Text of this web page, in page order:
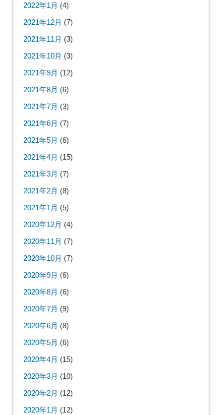
2022年1月 (4)
2021年12月 (7)
2021年11月 (3)
2021年10月 (3)
2021年9月 (12)
2021年8月 (6)
2021年7月 (3)
2021年6月 (7)
2021年5月 (6)
2021年4月 (15)
2021年3月 (7)
2021年2月 (8)
2021年1月 (5)
2020年12月 (4)
2020年11月 (7)
2020年10月 (7)
2020年9月 (6)
2020年8月 (6)
2020年7月 (9)
2020年6月 (8)
2020年5月 (6)
2020年4月 (15)
2020年3月 (10)
2020年2月 (12)
2020年1月 (12)